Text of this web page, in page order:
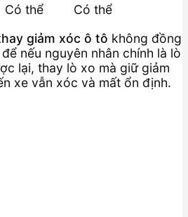
Có thể
Có thể
giảm xóc ô tô không đồng
nếu nguyên nhân chính là lò
lại, thay lò xo mà giữ giảm
xe vẫn xóc và mất ổn định.